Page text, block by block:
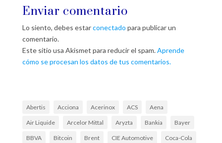
Enviar comentario
Lo siento, debes estarconectado para publicar un
comentario.
Este sitio usa Akismet para reducir el spam.Aprende
cómo se procesan los datos de tus comentarios.
Abertis Acciona Acerinox ACS Aena
Air Liquide Arcelor Mittal Aryzta Bankia Bayer
BBVA Bitcoin Brent CIE Automotive Coca-Cola